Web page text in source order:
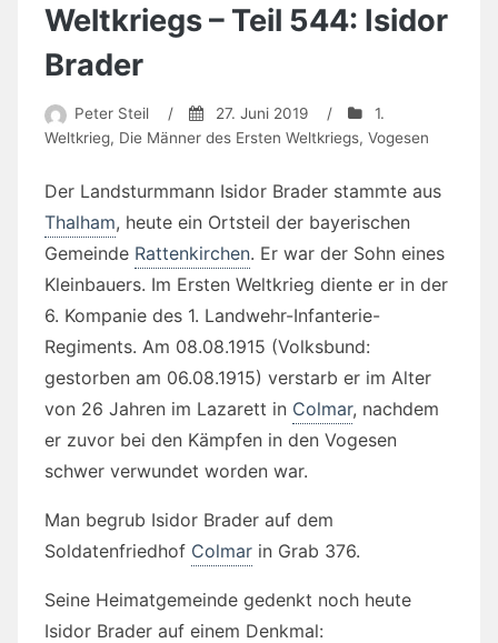
Weltkriegs – Teil 544: Isidor
Brader
Peter Steil / 27. Juni 2019 /
1.
Weltkrieg, Die Männer des Ersten Weltkriegs, Vogesen
Der Landsturmmann Isidor Brader stammte aus
Thalham, heute ein Ortsteil der bayerischen
Gemeinde Rattenkirchen. Er war der Sohn eines
Kleinbauers. Im Ersten Weltkrieg diente er in der
6. Kompanie des 1. Landwehr-Infanterie-
Regiments. Am 08.08.1915 (Volksbund:
gestorben am 06.08.1915) verstarb er im Alter
von 26 Jahren im Lazarett in Colmar, nachdem
er zuvor bei den Kämpfen in den Vogesen
schwer verwundet worden war.
Man begrub Isidor Brader auf dem
Soldatenfriedhof Colmar in Grab 376.
Seine Heimatgemeinde gedenkt noch heute
Isidor Brader auf einem Denkmal: